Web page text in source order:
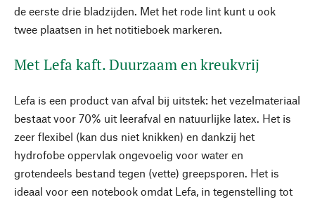
de eerste drie bladzijden. Met het rode lint kunt u ook
twee plaatsen in het notitieboek markeren.
Met Lefa kaft. Duurzaam en kreukvrij
Lefa is een product van afval bij uitstek: het vezelmateriaal
bestaat voor 70% uit leerafval en natuurlijke latex. Het is
zeer flexibel (kan dus niet knikken) en dankzij het
hydrofobe oppervlak ongevoelig voor water en
grotendeels bestand tegen (vette) greepsporen. Het is
ideaal voor een notebook omdat Lefa, in tegenstelling tot